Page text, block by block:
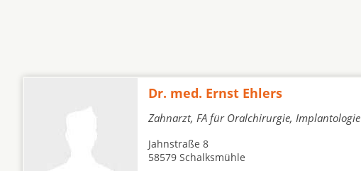
Dr. med. Ernst Ehlers
Zahnarzt, FA für Oralchirurgie, Implantologie
Jahnstraße 8
58579 Schalksmühle